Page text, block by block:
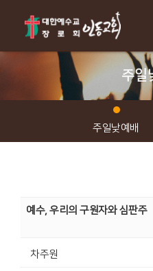
주일
주일낮예배
예수, 우리의 구원자와 심판주
차주원